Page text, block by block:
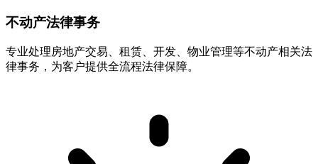
不动产法律事务
专业处理房地产交易、租赁、开发、物业管理等不动产相关法
律事务，为客户提供全流程法律保障。